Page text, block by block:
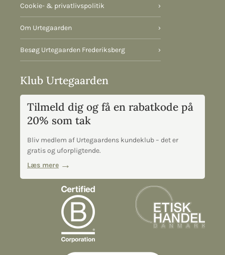
Cookie- & privatlivspolitik ›
Om Urtegaarden ›
Besøg Urtegaarden Frederiksberg ›
Klub Urtegaarden
Tilmeld dig og få en rabatkode på
20% som tak
Bliv medlem af Urtegaardens kundeklub – det er
gratis og uforpligtende.
Læs mere